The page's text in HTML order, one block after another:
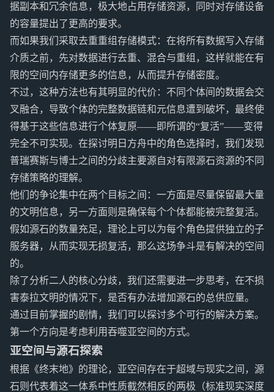
据副本和冗余信息，极大地占用存储资源，同时对存储设备
的容量提出了更高的要求。
而如果我们采取去重重组存储模式：在将所有数据写入存储
介质之前，先对数据进行去重、混合与重组，这样就能在有
限的空间内存储更多的信息，从而提升存储密度。
不过，这种方法也有其明显的代价：不同个体间的数据会交
叉融合，导致个体的完整数据链和元信息遭到破坏，最终使
得基于这些信息进行个体复原——即所谓的“复活”——变得
完全不可实现。在探讨明日方舟中的角色选择时，我们发现
普瑞赛斯与博士之间的分歧主要源自对有限源石资源的不同
存储策略的理解。
他们的争论集中在两个目标之间：一方面是尽量保留最大量
的文明信息，另一方面则是确保每个个体都能被完整复活。
假如源石的数量充足，理论上可以为每个角色提供独立的子
服务器，从而实现无损复活，那么这场争斗是有解决的空间
的。
除了分析二人的核心分歧，我们还需要进一步思考，在不损
害泰拉文明的情况下，是否有办法增加源石的总供应量。
通过目前掌握的剧情，我们可以探讨多个可行的解决方案。
第一个方向是考虑利用吞噬亚空间的方式。
亚空间与源石探索
根据《终末地》的理论，亚空间存在于超域与现实之间，源
石则代表着这一体系中性质截然相反的两极（标准现实深度